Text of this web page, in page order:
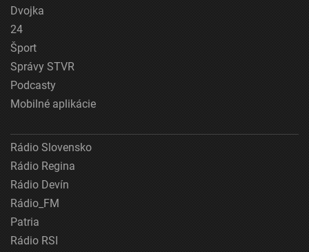
Dvojka
24
Šport
Správy STVR
Podcasty
Mobilné aplikácie
Rádio Slovensko
Rádio Regina
Rádio Devín
Rádio_FM
Patria
Rádio RSI